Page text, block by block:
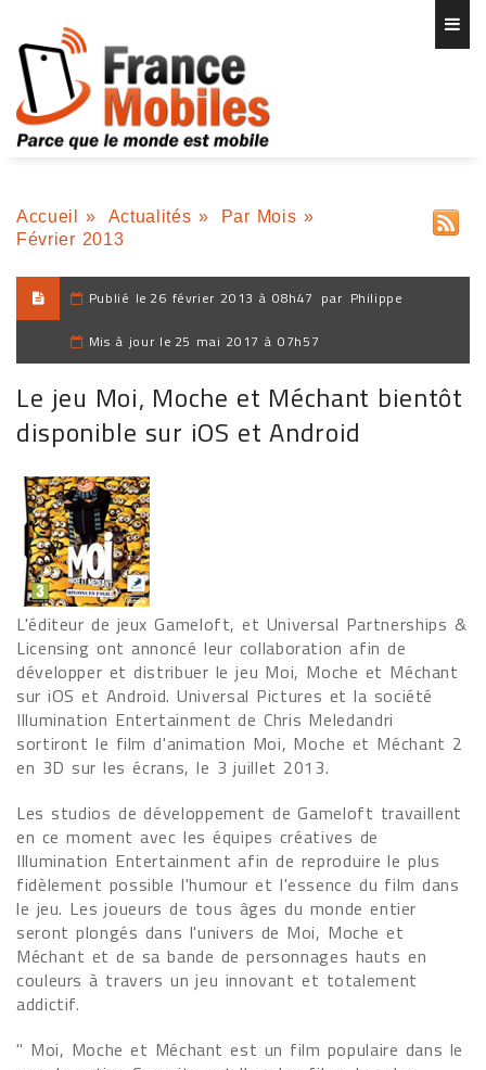
Accueil » Actualités » Par Mois »
Février 2013
Publié le 26 février 2013 à 08h47 par Philippe
Mis à jour le 25 mai 2017 à 07h57
Le jeu Moi, Moche et Méchant bientôt
disponible sur iOS et Android
L'éditeur de jeux Gameloft, et Universal Partnerships &
Licensing ont annoncé leur collaboration afin de
développer et distribuer le jeu Moi, Moche et Méchant
sur iOS et Android. Universal Pictures et la société
Illumination Entertainment de Chris Meledandri
sortiront le film d'animation Moi, Moche et Méchant 2
en 3D sur les écrans, le 3 juillet 2013.
Les studios de développement de Gameloft travaillent
en ce moment avec les équipes créatives de
Illumination Entertainment afin de reproduire le plus
fidèlement possible l'humour et l'essence du film dans
le jeu. Les joueurs de tous âges du monde entier
seront plongés dans l'univers de Moi, Moche et
Méchant et de sa bande de personnages hauts en
couleurs à travers un jeu innovant et totalement
addictif.
" Moi, Moche et Méchant est un film populaire dans le